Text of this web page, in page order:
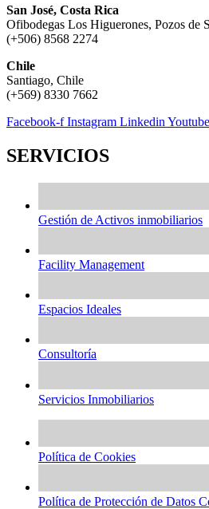
San José, Costa Rica
Ofibodegas Los Higuerones, Pozos de
(+506) 8568 2274
Chile
Santiago, Chile
(+569) 8330 7662
Facebook-f Instagram Linkedin Youtube
SERVICIOS
Gestión de Activos inmobiliarios
Facility Management
Espacios Ideales
Consultoría
Servicios Inmobiliarios
Política de Cookies
Política de Protección de Datos